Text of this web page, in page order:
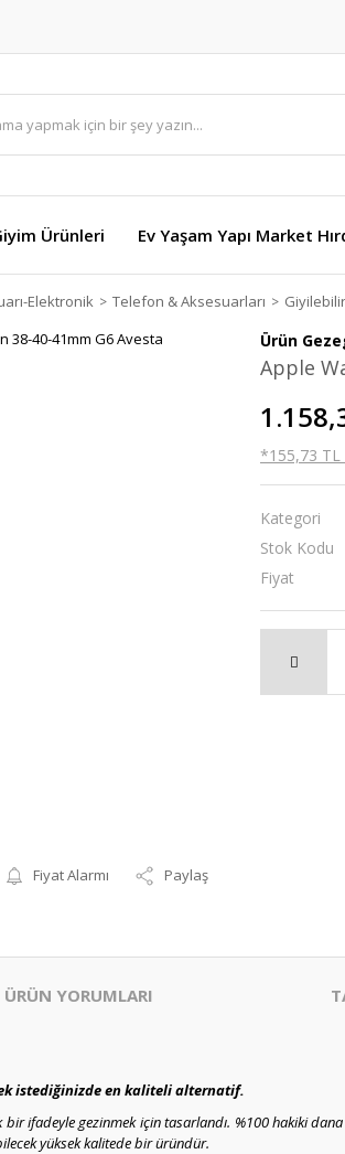
Ürünleri Ev Yaşam Yapı Market
Elektronik Telefon & Aksesuarları
Fiyat Alarmı Paylaş
Ürün
Apple
*155,73 TL
Kategori
Stok Kodu
Fiyat
ÜRÜN YORUMLARI
istediğinizde en kaliteli alternatif.
bir ifadeyle gezinmek için tasarlandı. %100 hakiki
yüksek kalitede bir üründür.